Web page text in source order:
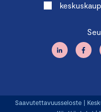
Saavutettavuusseloste |